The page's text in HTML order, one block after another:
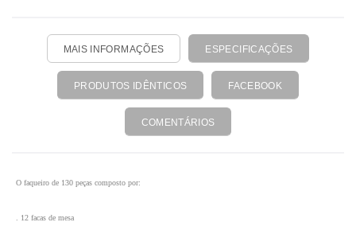
MAIS INFORMAÇÕES ESPECIFICAÇÕES
PRODUTOS IDÊNTICOS FACEBOOK
COMENTÁRIOS
O faqueiro de 130 peças composto por:
. 12 facas de mesa